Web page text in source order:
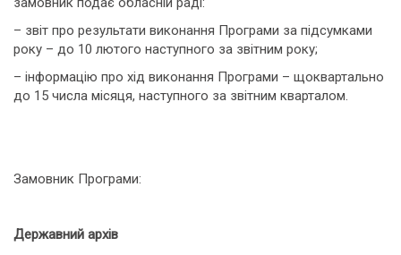
– звіт про результати виконання Програми за підсумками
року – до 10 лютого наступного за звітним року;
– інформацію про хід виконання Програми – щоквартально
до 15 числа місяця, наступного за звітним кварталом.
Замовник Програми:
Державний архів